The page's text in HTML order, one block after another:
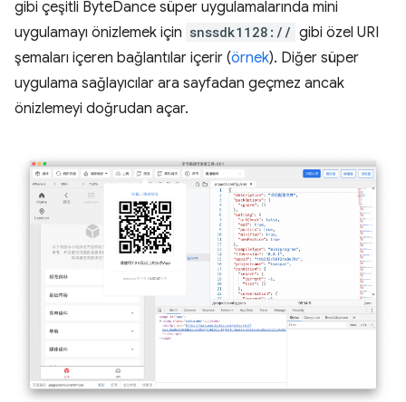
gibi çeşitli ByteDance süper uygulamalarında mini
uygulamayı önizlemek için snssdk1128:// gibi özel URI
şemaları içeren bağlantılar içerir (örnek). Diğer süper
uygulama sağlayıcılar ara sayfadan geçmez ancak
önizlemeyi doğrudan açar.